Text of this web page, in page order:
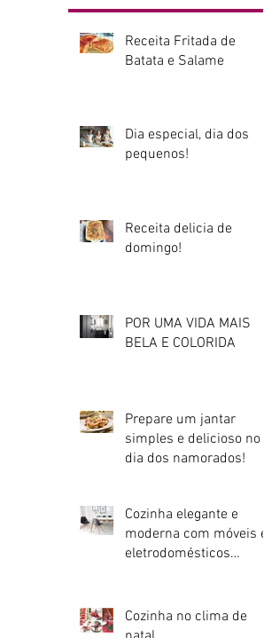
Receita Fritada de
Batata e Salame
Dia especial, dia dos
pequenos!
Receita delicia de
domingo!
POR UMA VIDA MAIS
BELA E COLORIDA
Prepare um jantar
simples e delicioso no
dia dos namorados!
Cozinha elegante e
moderna com móveis e
eletrodomésticos
Cozinha no clima de